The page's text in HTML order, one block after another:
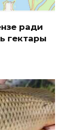
ради
гектары